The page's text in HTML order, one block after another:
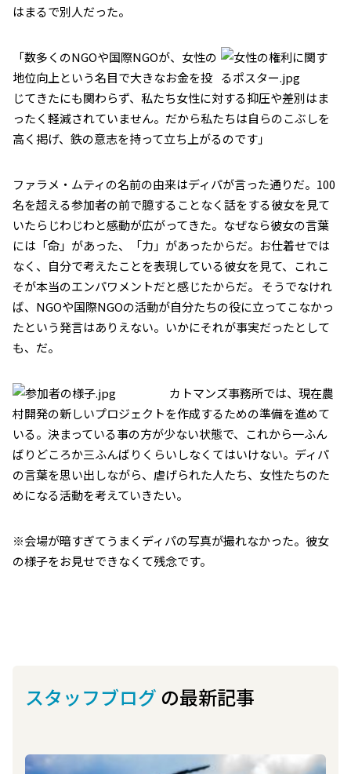
はまるで別人だった。
「数多くのNGOや国際NGOが、女性の
地位向上という名目で大きなお金を投
じてきたにも関わらず、私たち女性に対する抑圧や差別はま
ったく軽減されていません。だから私たちは自らのこぶしを
高く掲げ、鉄の意志を持って立ち上がるのです」
ファラメ・ムティの名前の由来はディパが言った通りだ。100
名を超える参加者の前で臆することなく話をする彼女を見て
いたらじわじわと感動が広がってきた。なぜなら彼女の言葉
には「命」があった、「力」があったからだ。お仕着せでは
なく、自分で考えたことを表現している彼女を見て、これこ
そが本当のエンパワメントだと感じたからだ。 そうでなけれ
ば、NGOや国際NGOの活動が自分たちの役に立ってこなかっ
たという発言はありえない。いかにそれが事実だったとして
も、だ。
カトマンズ事務所では、現在農
村開発の新しいプロジェクトを作成するための準備を進めて
いる。決まっている事の方が少ない状態で、これから一ふん
ばりどころか三ふんばりくらいしなくてはいけない。ディパ
の言葉を思い出しながら、虐げられた人たち、女性たちのた
めになる活動を考えていきたい。
※会場が暗すぎてうまくディパの写真が撮れなかった。彼女
の様子をお見せできなくて残念です。
スタッフブログ の最新記事